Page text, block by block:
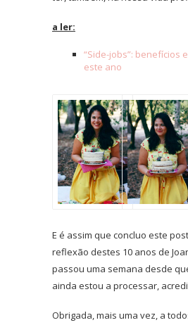
a ler:
“Side-jobs”: benefícios
este ano
E é assim que concluo este
reflexão destes 10 anos de
passou uma semana desde
ainda estou a processar,
Obrigada, mais uma vez, a